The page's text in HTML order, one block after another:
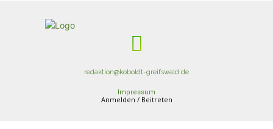
redaktion@koboldt-greifswald.de
Impressum
Anmelden / Beitreten